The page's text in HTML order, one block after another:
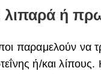
ή
παραμελούν να
ή/και λίπους.